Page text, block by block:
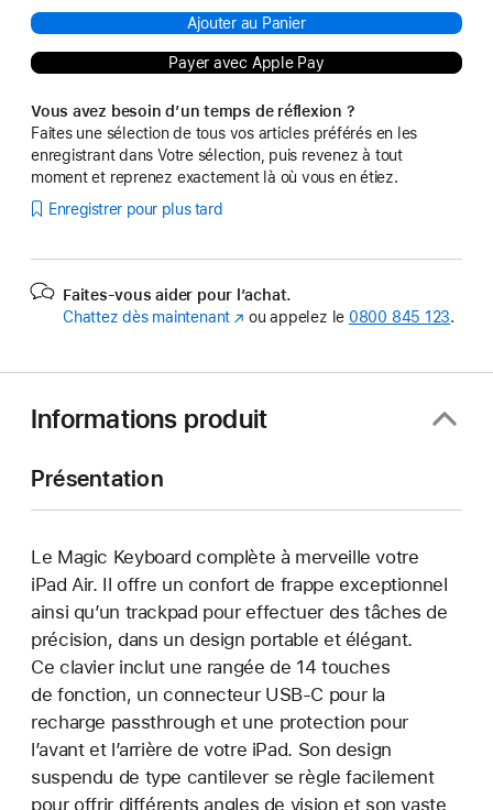
Ajouter au Panier
Payer avec Apple Pay
Vous avez besoin d’un temps de réflexion ?
Faites une sélection de tous vos articles préférés en les
enregistrant dans Votre sélection, puis revenez à tout
moment et reprenez exactement là où vous en étiez.
Enregistrer pour plus tard
Faites-vous aider pour l’achat.
Chattez dès maintenant (s’ouvre
ou appelez le 0800 845 123.
Informations produit
Présentation
Le Magic Keyboard complète à merveille votre
iPad Air. Il offre un confort de frappe exceptionnel
ainsi qu’un trackpad pour effectuer des tâches de
précision, dans un design portable et élégant.
Ce clavier inclut une rangée de 14 touches
de fonction, un connecteur USB‑C pour la
recharge passthrough et une protection pour
l’avant et l’arrière de votre iPad. Son design
suspendu de type cantilever se règle facilement
pour offrir différents angles de vision et son vaste